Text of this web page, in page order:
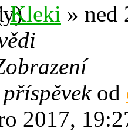
Kleki » ned
od
2017,